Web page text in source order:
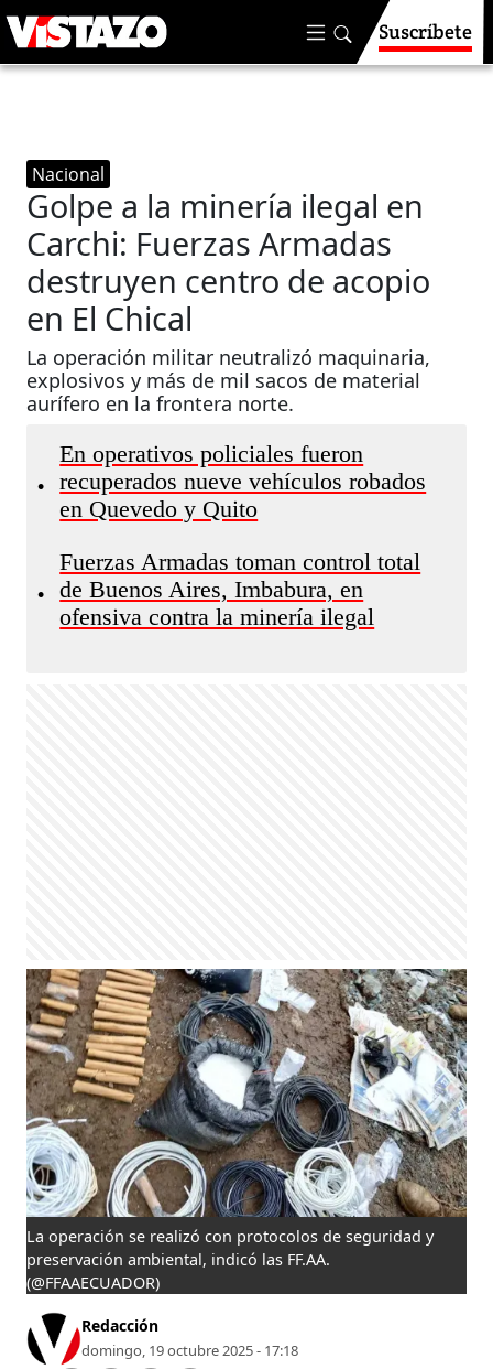
Suscríbete
Nacional
Golpe a la minería ilegal en
Carchi: Fuerzas Armadas
destruyen centro de acopio
en El Chical
La operación militar neutralizó maquinaria,
explosivos y más de mil sacos de material
aurífero en la frontera norte.
•
En operativos policiales fueron
recuperados nueve vehículos robados
en Quevedo y Quito
•
Fuerzas Armadas toman control total
de Buenos Aires, Imbabura, en
ofensiva contra la minería ilegal
La operación se realizó con protocolos de seguridad y
preservación ambiental, indicó las FF.AA.
(@FFAAECUADOR)
Redacción
domingo, 19 octubre 2025 - 17:18